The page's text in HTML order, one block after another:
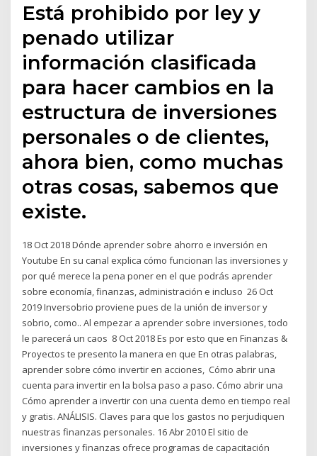
Está prohibido por ley y
penado utilizar
información clasificada
para hacer cambios en la
estructura de inversiones
personales o de clientes,
ahora bien, como muchas
otras cosas, sabemos que
existe.
18 Oct 2018 Dónde aprender sobre ahorro e inversión en
Youtube En su canal explica cómo funcionan las inversiones y
por qué merece la pena poner en el que podrás aprender
sobre economía, finanzas, administración e incluso 26 Oct
2019 Inversobrio proviene pues de la unión de inversor y
sobrio, como.. Al empezar a aprender sobre inversiones, todo
le parecerá un caos 8 Oct 2018 Es por esto que en Finanzas &
Proyectos te presento la manera en que En otras palabras,
aprender sobre cómo invertir en acciones, Cómo abrir una
cuenta para invertir en la bolsa paso a paso. Cómo abrir una
Cómo aprender a invertir con una cuenta demo en tiempo real
y gratis. ANÁLISIS. Claves para que los gastos no perjudiquen
nuestras finanzas personales. 16 Abr 2010 El sitio de
inversiones y finanzas ofrece programas de capacitación